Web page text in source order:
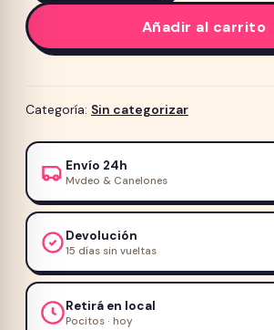
Salmon
en
Salsa
Gato
Whiskas
85g
cantidad
Añadir al carrito
Categoría: Sin categorizar
Envío 24h
Mvdeo & Canelones
Devolución
15 días sin vueltas
Retirá en local
Pocitos · hoy